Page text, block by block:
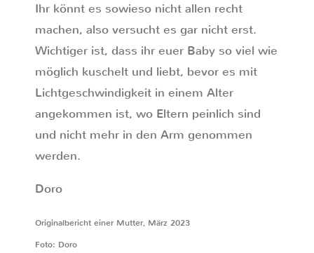
Ihr könnt es sowieso nicht allen recht
machen, also versucht es gar nicht erst.
Wichtiger ist, dass ihr euer Baby so viel wie
möglich kuschelt und liebt, bevor es mit
Lichtgeschwindigkeit in einem Alter
angekommen ist, wo Eltern peinlich sind
und nicht mehr in den Arm genommen
werden.
Doro
Originalbericht einer Mutter, März 2023
Foto: Doro